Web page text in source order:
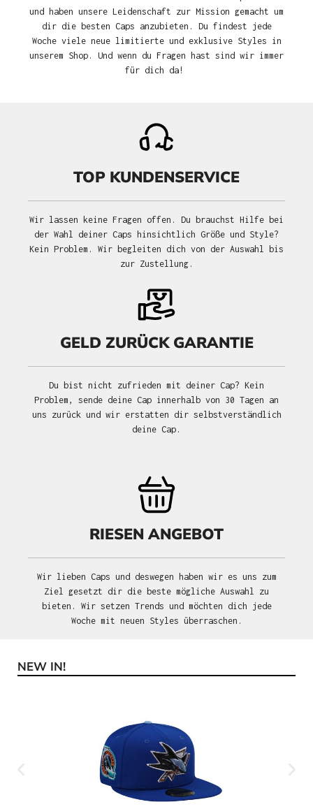
und haben unsere Leidenschaft zur Mission gemacht um
dir die besten Caps anzubieten. Du findest jede
Woche viele neue limitierte und exklusive Styles in
unserem Shop. Und wenn du Fragen hast sind wir immer
für dich da!
TOP KUNDENSERVICE
Wir lassen keine Fragen offen. Du brauchst Hilfe bei
der Wahl deiner Caps hinsichtlich Größe und Style?
Kein Problem. Wir begleiten dich von der Auswahl bis
zur Zustellung.
GELD ZURÜCK GARANTIE
Du bist nicht zufrieden mit deiner Cap? Kein
Problem, sende deine Cap innerhalb von 30 Tagen an
uns zurück und wir erstatten dir selbstverständlich
deine Cap.
RIESEN ANGEBOT
Wir lieben Caps und deswegen haben wir es uns zum
Ziel gesetzt dir die beste mögliche Auswahl zu
bieten. Wir setzen Trends und möchten dich jede
Woche mit neuen Styles überraschen.
Produktgalerie überspringen
NEW IN!